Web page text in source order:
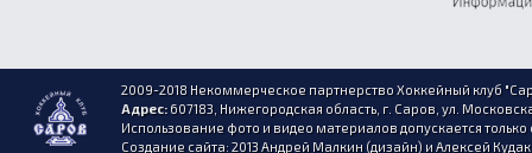
2009-2018 Некоммерческое партнерство Хоккейный клуб
Адрес:607183, Нижегородская область, г. Саров, ул.
Использование фото и видео материалов допускается
Создание сайта: 2013 Андрей Малкин (дизайн) и Алексей